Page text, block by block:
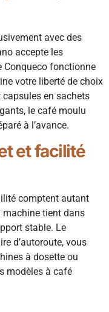
avec des
accepte les
Conqueco fonctionne
votre liberté de choix
en sachets
le café moulu
à l’avance.
et facilité
comptent autant
machine tient dans
stable. Le
d’autoroute, vous
à dosette ou
modèles à café